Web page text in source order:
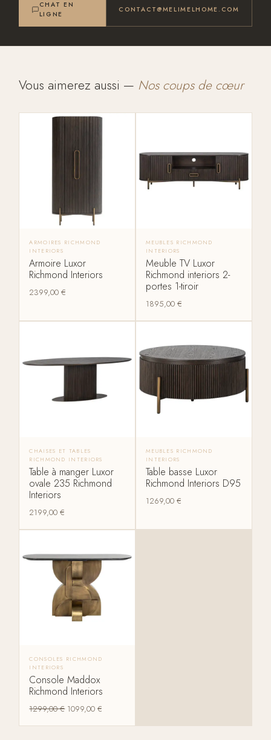
CHAT EN
LIGNE
CONTACT@MELIMELHOME.COM
Vous aimerez aussi — Nos coups de cœur
ARMOIRES RICHMOND
INTERIORS
Armoire Luxor
Richmond Interiors
2399,00€
MEUBLES RICHMOND
INTERIORS
Meuble TV Luxor
Richmond interiors 2-
portes 1-tiroir
1895,00 €
CHAISES ET TABLES
RICHMOND INTERIORS
Table à manger Luxor
ovale 235 Richmond
Interiors
2199,00€
MEUBLES RICHMOND
INTERIORS
Table basse Luxor
Richmond Interiors D95
1269,00 €
CONSOLES RICHMOND
INTERIORS
Console Maddox
Richmond Interiors
1299,00€ 1099,00€